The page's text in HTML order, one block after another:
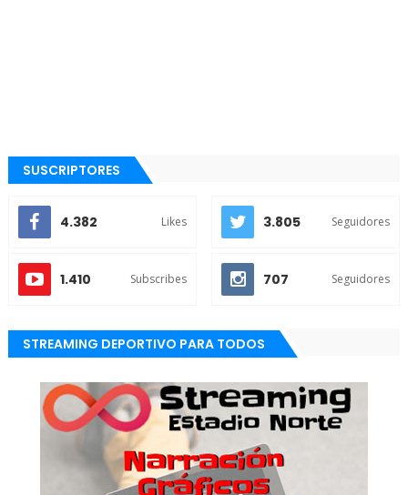
SUSCRIPTORES
4.382 Likes 3.805 Seguidores
1.410 Subscribes 707 Seguidores
STREAMING DEPORTIVO PARA TODOS